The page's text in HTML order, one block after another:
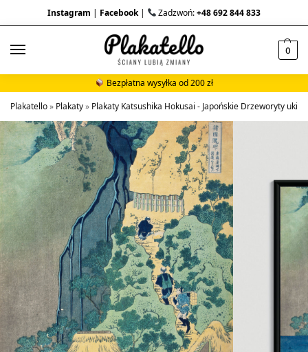
Instagram | Facebook| Zadzwoń:+48 692 844 833
0
Bezpłatna wysyłka od 200 zł
Plakatello» Plakaty» Plakaty Katsushika Hokusai - Japońskie Drzeworyty